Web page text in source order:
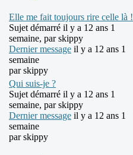
Elle me fait toujours rire celle là !
Sujet démarré il y a 12 ans 1
semaine, parskippy
Dernier message il y a 12 ans 1
semaine
parskippy
Qui suis-je ?
Sujet démarré il y a 12 ans 1
semaine, parskippy
Dernier message il y a 12 ans 1
semaine
parskippy